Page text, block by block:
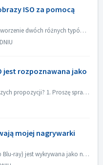
ISO za pomocą
Nero Burning ROM pozwala na tworzenie dwóch różnych typów obrazów płyt. Pliki obrazów płyt Nero (*.nrg) składają się z zastrzeżonego formatu obrazów płyt N...
jest rozpoznawana jako
Czy mógłbyś spróbować poniższych propozycji? 1. Proszę sprawdzić czy jest nowy sterownik dla Twojej nagrywarki i firmware. Proszę zaktualizować, jeśli jest...
mojej nagrywarki
Jeśli Twoja nagrywarka DVD (lub Blu-ray) jest wykrywana jako nagrywarka CD, zapoznaj się z tym artykułem: https://nerosupport.freshdesk.com/en/support/solu...